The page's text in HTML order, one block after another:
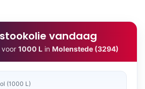
vandaag
voor 1000 L in Molenstede (3294)
(1000 L)